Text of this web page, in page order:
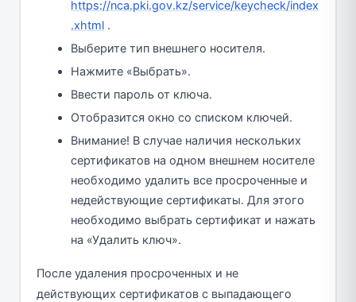
https://nca.pki.gov.kz/service/keycheck/index
.xhtml .
Выберите тип внешнего носителя.
Нажмите «Выбрать».
Ввести пароль от ключа.
Отобразится окно со списком ключей.
Внимание! В случае наличия нескольких
сертификатов на одном внешнем носителе
необходимо удалить все просроченные и
недействующие сертификаты. Для этого
необходимо выбрать сертификат и нажать
на «Удалить ключ».
После удаления просроченных и не
действующих сертификатов с выпадающего